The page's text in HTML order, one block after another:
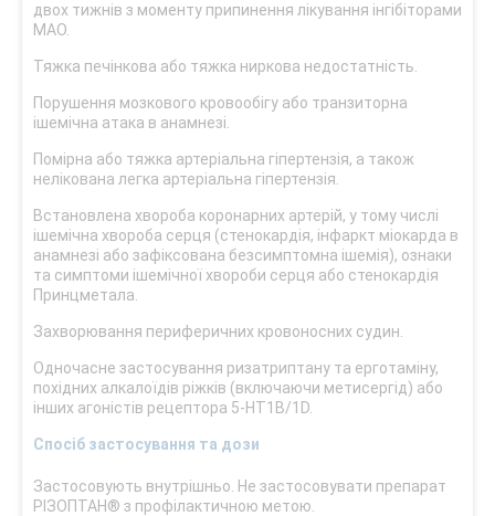
двох тижнів з моменту припинення лікування інгібіторами
MAO.
Тяжка печінкова або тяжка ниркова недостатність.
Порушення мозкового кровообігу або транзиторна
ішемічна атака в анамнезі.
Помірна або тяжка артеріальна гіпертензія, а також
нелікована легка артеріальна гіпертензія.
Встановлена хвороба коронарних артерій, у тому числі
ішемічна хвороба серця (стенокардія, інфаркт міокарда в
анамнезі або зафіксована безсимптомна ішемія), ознаки
та симптоми ішемічної хвороби серця або стенокардія
Принцметала.
Захворювання периферичних кровоносних судин.
Одночасне застосування ризатриптану та ерготаміну,
похідних алкалоїдів ріжків (включаючи метисергід) або
інших агоністів рецептора 5-HT1B/1D.
Спосіб застосування та дози
Застосовують внутрішньо. Не застосовувати препарат
РІЗОПТАН® з профілактичною метою.